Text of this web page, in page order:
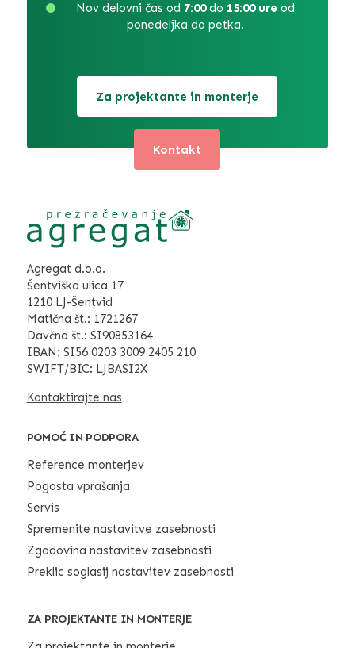
Nov delovni čas od 7:00do 15:00 ure od
ponedeljka do petka.
Za projektante in monterje
Kontakt
Agregat d.o.o.
Šentviška ulica 17
1210 LJ-Šentvid
Matična št.: 1721267
Davčna št.: SI90853164
IBAN: SI56 0203 3009 2405 210
SWIFT/BIC: LJBASI2X
Kontaktirajte nas
POMOČ IN PODPORA
Reference monterjev
Pogosta vprašanja
Servis
Spremenite nastavitve zasebnosti
Zgodovina nastavitev zasebnosti
Preklic soglasij nastavitev zasebnosti
ZA PROJEKTANTE IN MONTERJE